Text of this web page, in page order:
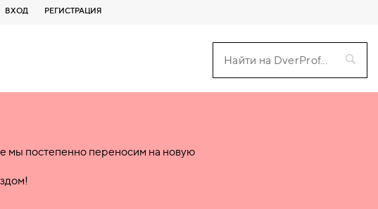
ВХОД РЕГИСТРАЦИЯ
мы постепенно переносим на новую